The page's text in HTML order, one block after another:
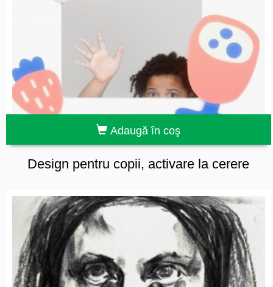
Adaugă în coş
Design pentru copii, activare la cerere